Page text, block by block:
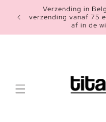
naar de
content
Verzending in
verzending vanaf 75
af in de